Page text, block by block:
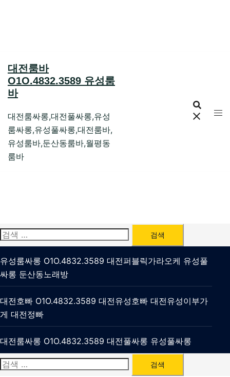
대전룸바
O1O.4832.3589 유성룸
바
대전룸싸롱,대전풀싸롱,유성
룸싸롱,유성풀싸롱,대전룸바,
유성룸바,둔산동룸바,월평동
룸바
검
색:
유성룸싸롱 O1O.4832.3589 대전퍼블릭가라오케 유성풀
싸롱 둔산동노래방
대전호빠 O1O.4832.3589 대전유성호빠 대전유성이부가
게 대전정빠
대전룸싸롱 O1O.4832.3589 대전풀싸롱 유성풀싸롱
검